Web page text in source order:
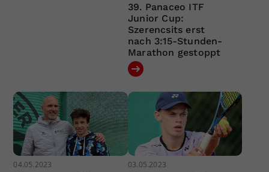
39. Panaceo ITF
Junior Cup:
Szerencsits erst
nach 3:15-Stunden-
Marathon gestoppt
04.05.2023 03.05.2023